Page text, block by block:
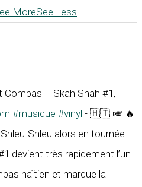
MoreSee Less
Compas – Skah Shah #1,
#musique #vinyl - 🇭🇹 🎺 🔥
Shleu alors en tournée
devient très rapidement l’un
haïtien et marque la